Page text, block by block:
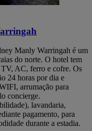
Manly Warringah é um
do norte. O hotel tem
TV, AC, ferro e cofre. Os
24 horas por dia e
arrumação para
concierge.
lavandaria,
pagamento, para
durante a estadia.